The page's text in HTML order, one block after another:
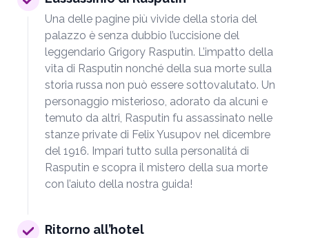
Una delle pagine più vivide della storia del
palazzo è senza dubbio l’uccisione del
leggendario Grigory Rasputin. L’impatto della
vita di Rasputin nonché della sua morte sulla
storia russa non può essere sottovalutato. Un
personaggio misterioso, adorato da alcuni e
temuto da altri, Rasputin fu assassinato nelle
stanze private di Felix Yusupov nel dicembre
del 1916. Impari tutto sulla personalitá di
Rasputin e scopra il mistero della sua morte
con l’aiuto della nostra guida!
Ritorno all’hotel